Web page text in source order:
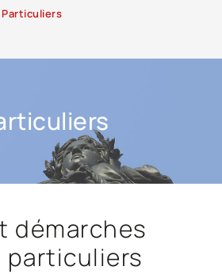
Particuliers
démarches
particuliers